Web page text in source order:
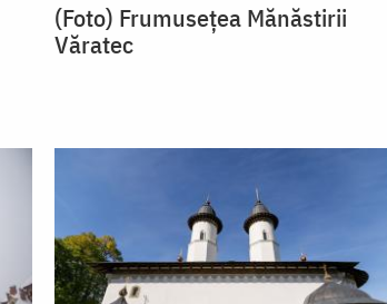
(Foto) Frumusețea Mănăstirii
Văratec